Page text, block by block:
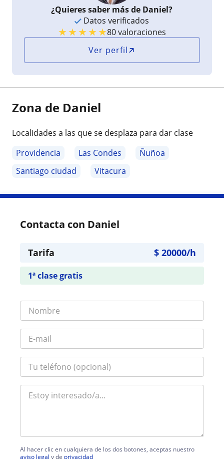
¿Quieres saber más de Daniel?
Datos verificados
★★★★★80 valoraciones
Ver perfil
Zona de Daniel
Localidades a las que se desplaza para dar clase
Providencia
Las Condes
Ñuñoa
Santiago ciudad
Vitacura
Contacta con Daniel
Tarifa $ 20000/h
1ª clase gratis
Al hacer clic en cualquiera de los dos botones, aceptas nuestro
aviso legal y de privacidad